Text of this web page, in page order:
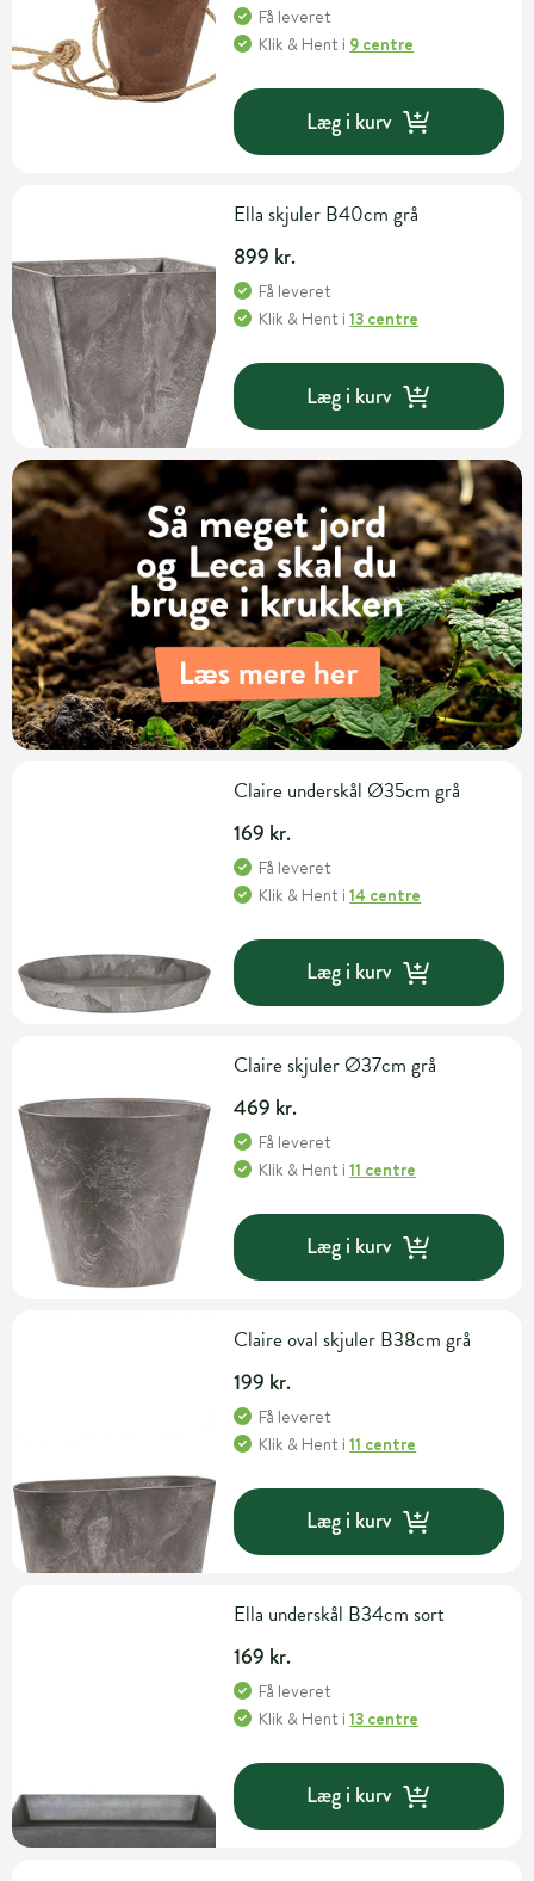
Få leveret
Klik & Hent i 9 centre
Læg i kurv
Ella skjuler B40cm grå
899 kr.
Få leveret
Klik & Hent i13 centre
Læg i kurv
Claire underskål Ø35cm grå
169 kr.
Få leveret
Klik & Hent i14 centre
Læg i kurv
Claire skjuler Ø37cm grå
469 kr.
Få leveret
Klik & Hent i11 centre
Læg i kurv
Claire oval skjuler B38cm grå
199 kr.
Få leveret
Klik & Hent i11 centre
Læg i kurv
Ella underskål B34cm sort
169 kr.
Få leveret
Klik & Hent i13 centre
Læg i kurv